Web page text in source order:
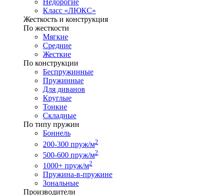
Недорогие
Класс «ЛЮКС»
Жесткость и конструкция
По жесткости
Мягкие
Средние
Жесткие
По конструкции
Беспружинные
Пружинные
Для диванов
Круглые
Тонкие
Складные
По типу пружин
Боннель
200-300 пруж/м2
500-600 пруж/м2
1000+ пруж/м2
Пружина-в-пружине
Зональные
Производители